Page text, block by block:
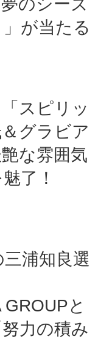
のシーズ
が当たる
スピリッ
グラビア
な雰囲気
了！
浦知良選
と
力の積み